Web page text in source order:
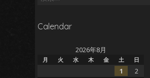
Calendar
2026年8月
月 火 水 木 金 土 日
1
2